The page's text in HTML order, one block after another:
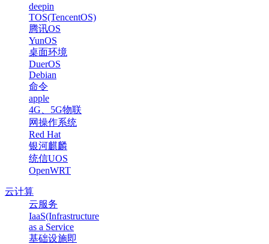
deepin
TOS(TencentOS)
腾讯OS
YunOS
桌面环境
DuerOS
Debian
命令
apple
4G、5G物联
网操作系统
Red Hat
银河麒麟
统信UOS
OpenWRT
云计算
云服务
IaaS(Infrastructure
as a Service
基础设施即